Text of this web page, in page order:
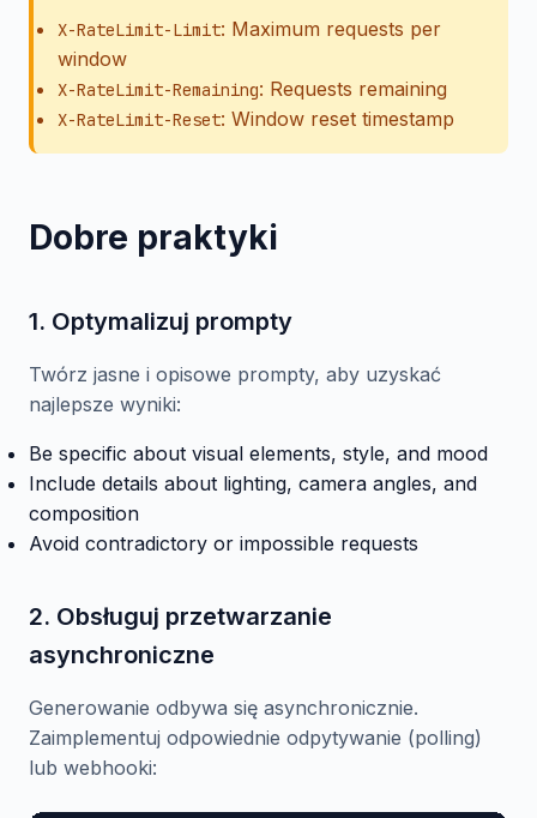
X-RateLimit-Limit: Maximum requests per
window
X-RateLimit-Remaining: Requests remaining
X-RateLimit-Reset: Window reset timestamp
Dobre praktyki
1. Optymalizuj prompty
Twórz jasne i opisowe prompty, aby uzyskać
najlepsze wyniki:
Be specific about visual elements, style, and mood
Include details about lighting, camera angles, and
composition
Avoid contradictory or impossible requests
2. Obsługuj przetwarzanie
asynchroniczne
Generowanie odbywa się asynchronicznie.
Zaimplementuj odpowiednie odpytywanie (polling)
lub webhooki: